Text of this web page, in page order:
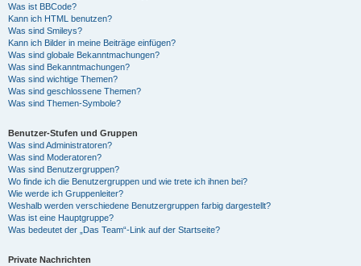
Was ist BBCode?
Kann ich HTML benutzen?
Was sind Smileys?
Kann ich Bilder in meine Beiträge einfügen?
Was sind globale Bekanntmachungen?
Was sind Bekanntmachungen?
Was sind wichtige Themen?
Was sind geschlossene Themen?
Was sind Themen-Symbole?
Benutzer-Stufen und Gruppen
Was sind Administratoren?
Was sind Moderatoren?
Was sind Benutzergruppen?
Wo finde ich die Benutzergruppen und wie trete ich ihnen bei?
Wie werde ich Gruppenleiter?
Weshalb werden verschiedene Benutzergruppen farbig dargestellt?
Was ist eine Hauptgruppe?
Was bedeutet der „Das Team“-Link auf der Startseite?
Private Nachrichten